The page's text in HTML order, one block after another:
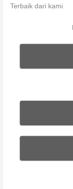
Terbaik dari kami